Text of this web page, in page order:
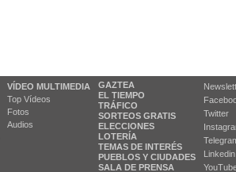
VÍDEO MULTIMEDIA
Top Vídeos
Fotos
Audios
GAZTEA
EL TIEMPO
TRÁFICO
SORTEOS GRATIS
ELECCIONES
LOTERÍA
TEMAS DE INTERÉS
PUEBLOS Y CIUDADES
SALA DE PRENSA
Twitter
Linkedin